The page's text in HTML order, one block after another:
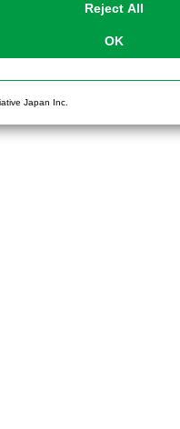
Reject All
OK
Japan Inc.